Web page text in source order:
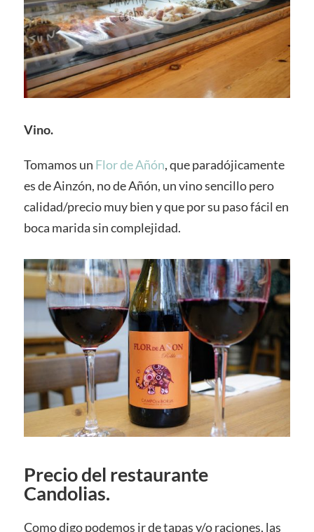
Vino.
Tomamos un Flor de Añón, que paradójicamente
es de Ainzón, no de Añón, un vino sencillo pero
calidad/precio muy bien y que por su paso fácil en
boca marida sin complejidad.
Precio del restaurante
Candolias.
Como digo podemos ir de tapas y/o raciones, las